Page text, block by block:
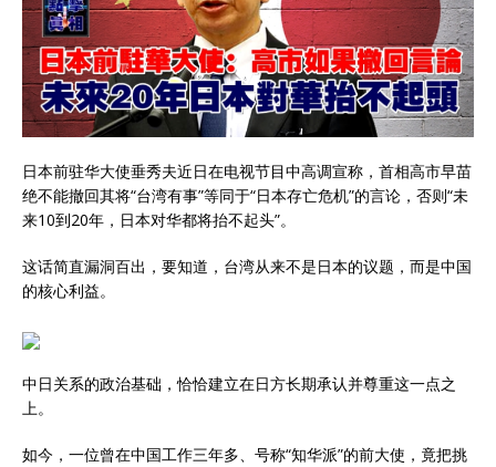
日本前驻华大使垂秀夫近日在电视节目中高调宣称，首相高市早苗
绝不能撤回其将“台湾有事”等同于“日本存亡危机”的言论，否则“未
来10到20年，日本对华都将抬不起头”。
这话简直漏洞百出，要知道，台湾从来不是日本的议题，而是中国
的核心利益。
中日关系的政治基础，恰恰建立在日方长期承认并尊重这一点之
上。
如今，一位曾在中国工作三年多、号称“知华派”的前大使，竟把挑